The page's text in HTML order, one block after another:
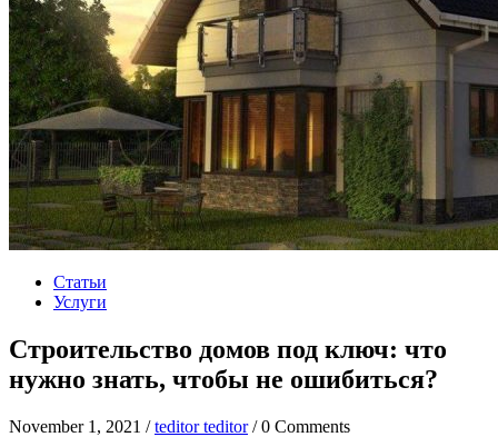
Статьи
Услуги
Строительство домов под ключ: что
нужно знать, чтобы не ошибиться?
November 1, 2021 /teditor teditor/ 0 Comments